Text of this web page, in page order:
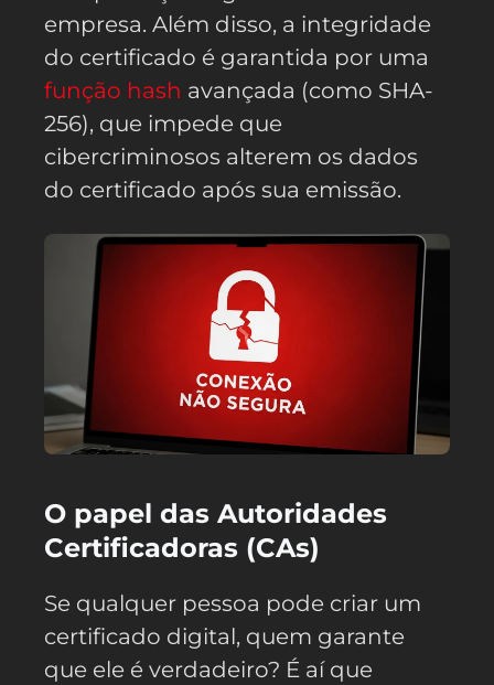
empresa. Além disso, a integridade
do certificado é garantida por uma
função hash avançada (como SHA-
256), que impede que
cibercriminosos alterem os dados
do certificado após sua emissão.
O papel das Autoridades
Certificadoras (CAs)
Se qualquer pessoa pode criar um
certificado digital, quem garante
que ele é verdadeiro? É aí que